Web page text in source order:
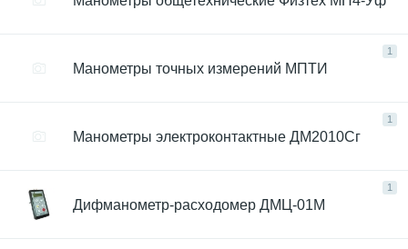
1
Манометры точных измерений МПТИ
1
Манометры электроконтактные ДМ2010Сг
1
Дифманометр-расходомер ДМЦ-01М